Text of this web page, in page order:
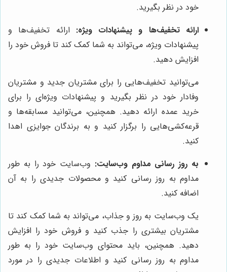
خود در نظر بگیرید.
ارائه تخفیف‌ها و پیشنهادات ویژه: ارائه تخفیف‌ها و
پیشنهادات ویژه، می‌تواند به شما کمک کند تا فروش خود را
افزایش دهید.
می‌توانید تخفیف‌هایی را برای مشتریان جدید و مشتریان
وفادار خود در نظر بگیرید و پیشنهادات ویژه‌ای را برای
خرید عمده ارائه دهید. همچنین، می‌توانید مسابقه‌ها و
قرعه‌کشی‌هایی را برگزار کنید و به برندگان جوایزی اهدا
کنید.
به روز رسانی مداوم وب‌سایت: وب‌سایت خود را به طور
مداوم به روز رسانی کنید و محصولات جدیدی را به آن
اضافه کنید.
یک وب‌سایت به روز و جذاب، می‌تواند به شما کمک کند تا
مشتریان بیشتری را جذب کنید و فروش خود را افزایش
دهید. همچنین، باید محتوای وب‌سایت خود را به طور
مداوم به روز رسانی کنید و اطلاعات جدیدی را در مورد